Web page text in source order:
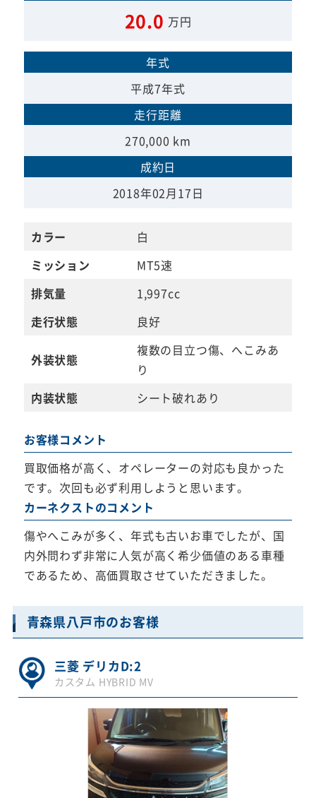
20.0 万円
年式
平成7年式
走行距離
270,000 km
成約日
2018年02月17日
カラー
白
ミッション
MT5速
排気量
1,997cc
走行状態
良好
外装状態
複数の目立つ傷、へこみあ
り
内装状態
シート破れあり
お客様コメント
買取価格が高く、オペレーターの対応も良かった
です。次回も必ず利用しようと思います。
カーネクストのコメント
傷やへこみが多く、年式も古いお車でしたが、国
内外問わず非常に人気が高く希少価値のある車種
であるため、高価買取させていただきました。
青森県八戸市のお客様
三菱 デリカD:2
カスタム HYBRID MV